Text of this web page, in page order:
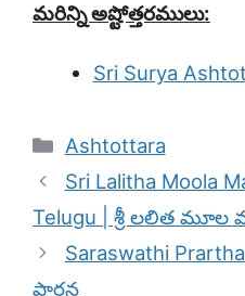
మరిన్ని అష్టోత్తరములు:
Sri Surya
Categories
Ashtottara
Sri Lalitha Moola
Telugu | శ్రీ లలిత మూల
Saraswathi
ప్రార్థన